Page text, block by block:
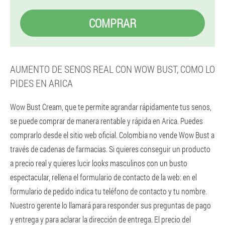
COMPRAR
AUMENTO DE SENOS REAL CON WOW BUST, COMO LO
PIDES EN ARICA
Wow Bust Cream, que te permite agrandar rápidamente tus senos,
se puede comprar de manera rentable y rápida en Arica. Puedes
comprarlo desde el sitio web oficial. Colombia no vende Wow Bust a
través de cadenas de farmacias. Si quieres conseguir un producto
a precio real y quieres lucir looks masculinos con un busto
espectacular, rellena el formulario de contacto de la web: en el
formulario de pedido indica tu teléfono de contacto y tu nombre.
Nuestro gerente lo llamará para responder sus preguntas de pago
y entrega y para aclarar la dirección de entrega. El precio del